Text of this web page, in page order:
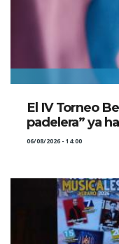
El IV Torneo
padelera” ya
06/08/2026 - 14:00